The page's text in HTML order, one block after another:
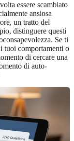
essere scambiato
ansiosa
un tratto del
distinguere questi
Se ti
tuoi comportamenti o
di cercare una
di auto-